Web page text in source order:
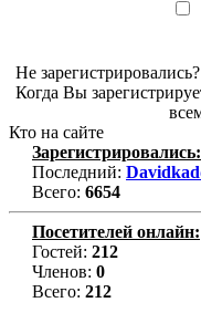
Не
Когда Вы
Кто на сайте
Зарегистрировались:
Последний:
Всего: 6654
Посетителей онлайн:
Гостей: 212
Членов: 0
Всего: 212